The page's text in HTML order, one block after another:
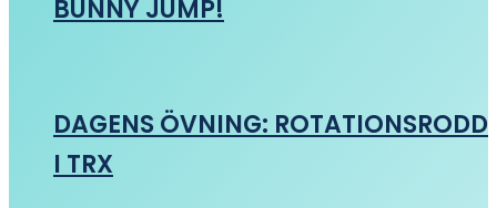
BUNNY JUMP!
DAGENS ÖVNING: ROTATIONSRODD
I TRX